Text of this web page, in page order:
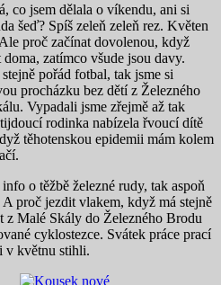
co jsem dělala o víkendu, ani si
šeď? Spíš zeleň zeleň rez. Květen
proč začínat dovolenou, když
zatímco všude jsou davy.
pořád fotbal, tak jsme si
procházku bez dětí z Železného
Vypadali jsme zřejmě až tak
rodinka nabízela řvoucí dítě
těhotenskou epidemii mám kolem
o těžbě železné rudy, tak aspoň
proč jezdit vlakem, když má stejně
z Malé Skály do Železného Brodu
cyklostezce. Svátek práce prací
v květnu stihli.